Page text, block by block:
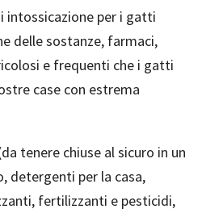
intossicazione per i gatti
delle sostanze, farmaci,
e frequenti che i gatti
case con estrema
tenere chiuse al sicuro in un
detergenti per la casa,
fertilizzanti e pesticidi,